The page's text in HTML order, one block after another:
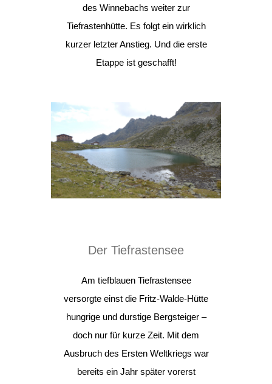
des Winnebachs weiter zur
Tiefrastenhütte. Es folgt ein wirklich
kurzer letzter Anstieg. Und die erste
Etappe ist geschafft!
Der Tiefrastensee
Am tiefblauen Tiefrastensee
versorgte einst die Fritz-Walde-Hütte
hungrige und durstige Bergsteiger –
doch nur für kurze Zeit. Mit dem
Ausbruch des Ersten Weltkriegs war
bereits ein Jahr später vorerst